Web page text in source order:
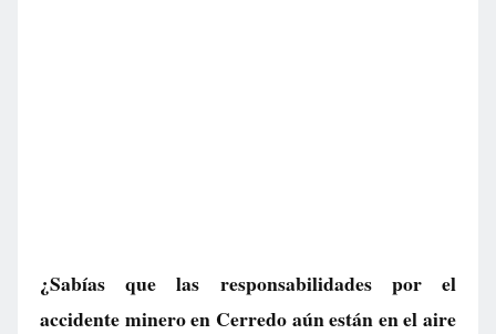
¿Sabías que las responsabilidades por el
accidente minero en Cerredo aún están en el aire